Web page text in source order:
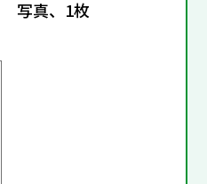
写真、1枚